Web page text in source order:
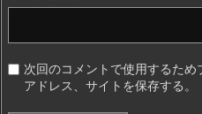
次回のコメントで使用するた
アドレス、サイトを保存する。